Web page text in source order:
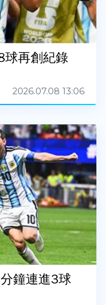
球再創紀錄
2026.07.08 13:06
鐘連進3球